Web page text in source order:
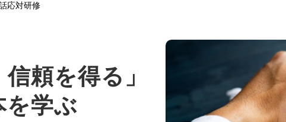
応対研修
頼を得る」
を学ぶ